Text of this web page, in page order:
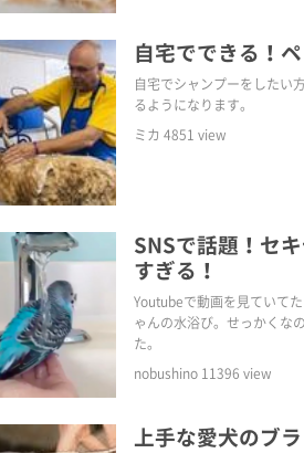
自宅でできる！
自宅でシャンプーをしたい
るようになります。
ミカ 4851 view
SNSで話題！セ
すぎる！
Youtubeで動画を見ていて
ゃんの水浴び。せっかくな
た。
nobushino 11396 view
上手な愛犬のブ